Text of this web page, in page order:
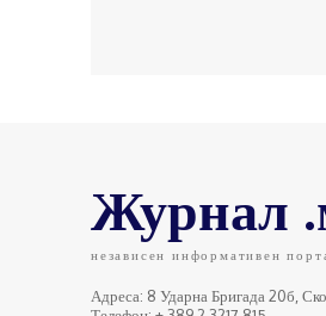
Журнал
независен информативен
Адреса: 8 Ударна Бригада 20б,